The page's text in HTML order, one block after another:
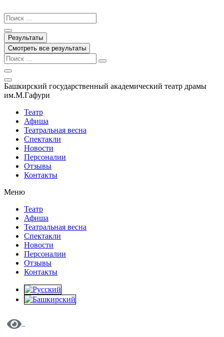
к
содержимому
Search
...
Результаты
Смотреть все результаты
Башкирский государственный академический театр драмы
им.М.Гафури
Театр
Афиша
Театральная весна
Спектакли
Новости
Персоналии
Отзывы
Контакты
Меню
Театр
Афиша
Театральная весна
Спектакли
Новости
Персоналии
Отзывы
Контакты